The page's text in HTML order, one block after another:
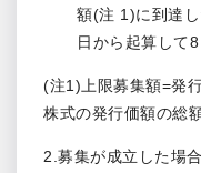
額(注 1)に到達
日から起算して
(注1)上限募集額=発
株式の発行価額の総
2.募集が成立した場